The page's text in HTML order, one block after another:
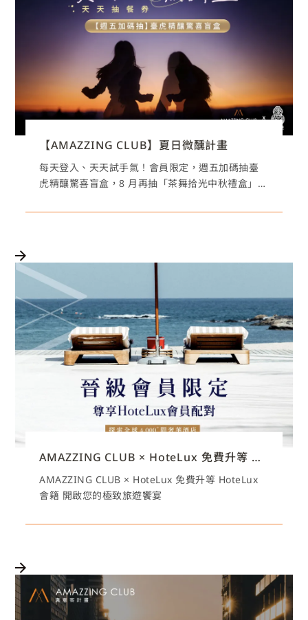
【AMAZZING CLUB】夏日微醺計畫
每天登入、天天試手氣！會員限定，週五加碼抽臺
虎精釀驚喜盲盒，8 月再抽「茶舞拾光中秋禮盒」，
AMAZZING CLUB × HoteLux 免費升等 HoteLux 會籍 開啟您的極致旅遊饗宴
AMAZZING CLUB × HoteLux 免費升等 HoteLux
會籍 開啟您的極致旅遊饗宴